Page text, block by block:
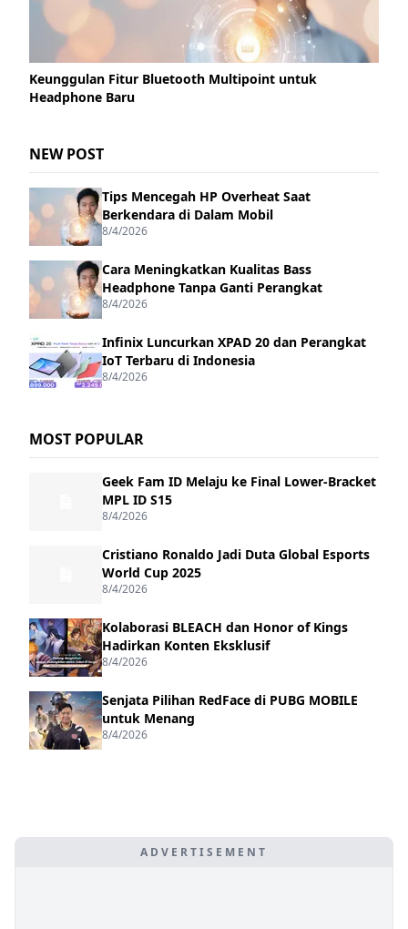
Keunggulan Fitur Bluetooth Multipoint untuk
Headphone Baru
NEW POST
Tips Mencegah HP Overheat Saat
Berkendara di Dalam Mobil
8/4/2026
Cara Meningkatkan Kualitas Bass
Headphone Tanpa Ganti Perangkat
8/4/2026
Infinix Luncurkan XPAD 20 dan Perangkat
IoT Terbaru di Indonesia
8/4/2026
MOST POPULAR
Geek Fam ID Melaju ke Final Lower-Bracket
MPL ID S15
8/4/2026
Cristiano Ronaldo Jadi Duta Global Esports
World Cup 2025
8/4/2026
Kolaborasi BLEACH dan Honor of Kings
Hadirkan Konten Eksklusif
8/4/2026
Senjata Pilihan RedFace di PUBG MOBILE
untuk Menang
8/4/2026
ADVERTISEMENT